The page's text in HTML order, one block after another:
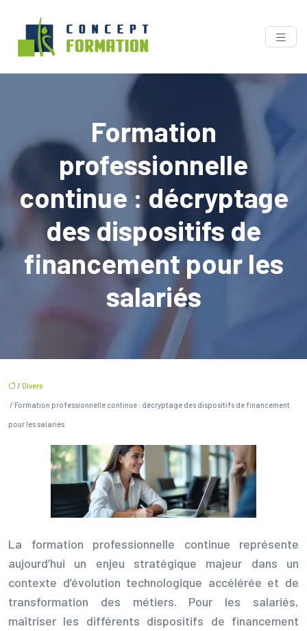
Formation
professionnelle
continue : décryptage
des dispositifs de
financement pour les
salariés
/ Divers
/ Formation professionnelle continue : décryptage des dispositifs de financement
pour les salariés
La formation professionnelle continue représente
aujourd’hui un enjeu stratégique majeur dans un
contexte d’évolution technologique accélérée et de
transformation des métiers. Pour les salariés,
maîtriser les différents dispositifs de financement